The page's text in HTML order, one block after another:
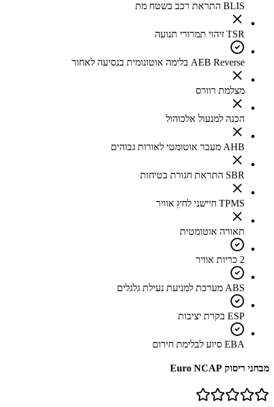
BLIS התראת רכב בשטח מת
TSR זיהוי תמרורי תנועה
AEB Reverse בלימה אוטונומית בנסיעה לאחור
מצלמת רוורס
הכנה למנעול אלכוהול
AHB מעבר אוטומטי לאורות גבוהים
SBR התראת חגורת בטיחות
TPMS חיישני לחץ אוויר
תאורה אוטומטית
2 כריות אוויר
ABS מערכת למניעת נעילת גלגלים
ESP בקרת יציבות
EBA סיוע לבלימת חירום
מבחני ריסוק Euro NCAP